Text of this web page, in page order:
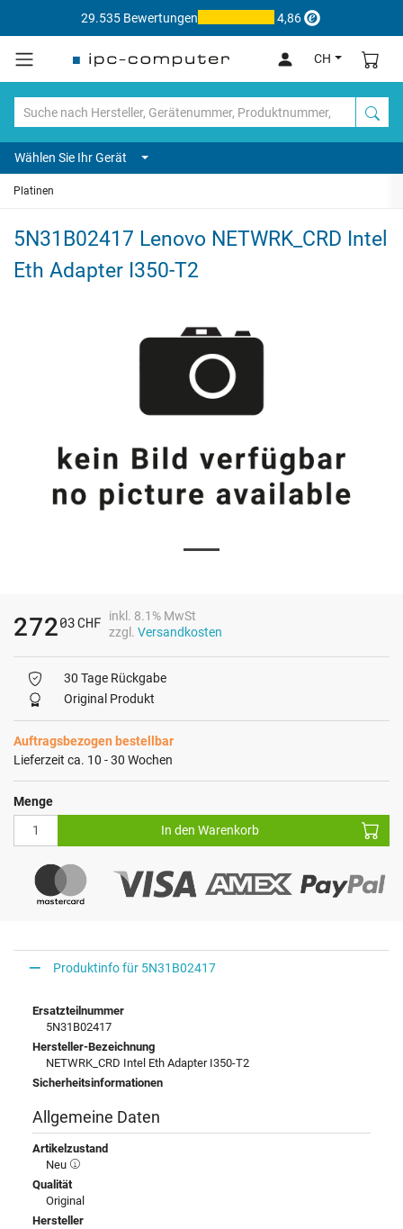
29.535 Bewertungen 4,86
CH
Wählen Sie Ihr Gerät
Platinen
5N31B02417 Lenovo NETWRK_CRD Intel
Eth Adapter I350-T2
27203CHF
inkl. 8.1% MwSt
zzgl. Versandkosten
30 Tage Rückgabe
Original Produkt
Auftragsbezogen bestellbar
Lieferzeit ca. 10 - 30 Wochen
Menge
In den Warenkorb
Produktinfo für 5N31B02417
Ersatzteilnummer
5N31B02417
Hersteller-Bezeichnung
NETWRK_CRD Intel Eth Adapter I350-T2
Sicherheitsinformationen
Allgemeine Daten
Artikelzustand
Neu
Qualität
Original
Hersteller